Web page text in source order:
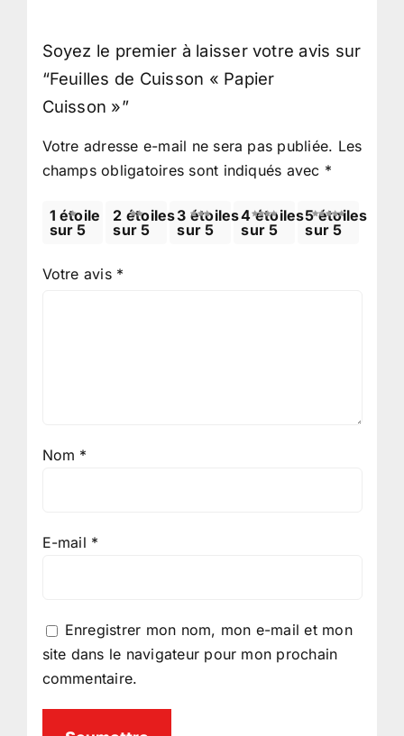
Soyez le premier à laisser votre avis sur
“Feuilles de Cuisson « Papier
Cuisson »”
Votre adresse e-mail ne sera pas publiée. Les
champs obligatoires sont indiqués avec *
1 étoile
sur 5
2 étoiles
sur 5
3 étoiles
sur 5
4 étoiles
sur 5
5 étoiles
sur 5
Votre avis *
Nom *
E-mail *
Enregistrer mon nom, mon e-mail et mon
site dans le navigateur pour mon prochain
commentaire.